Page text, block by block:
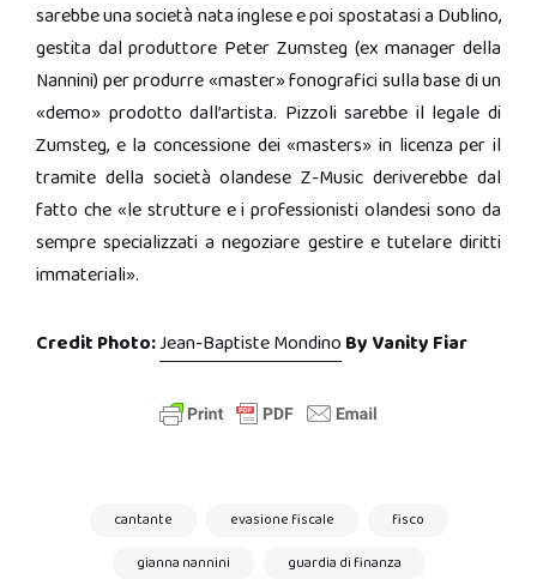
sarebbe una società nata inglese e poi spostatasi a Dublino,
gestita dal produttore Peter Zumsteg (ex manager della
Nannini) per produrre «master» fonografici sulla base di un
«demo» prodotto dall’artista. Pizzoli sarebbe il legale di
Zumsteg, e la concessione dei «masters» in licenza per il
tramite della società olandese Z-Music deriverebbe dal
fatto che «le strutture e i professionisti olandesi sono da
sempre specializzati a negoziare gestire e tutelare diritti
immateriali».
Credit Photo:Jean-Baptiste Mondino By Vanity Fiar
cantante evasione fiscale
fisco
gianna nannini
guardia di finanza